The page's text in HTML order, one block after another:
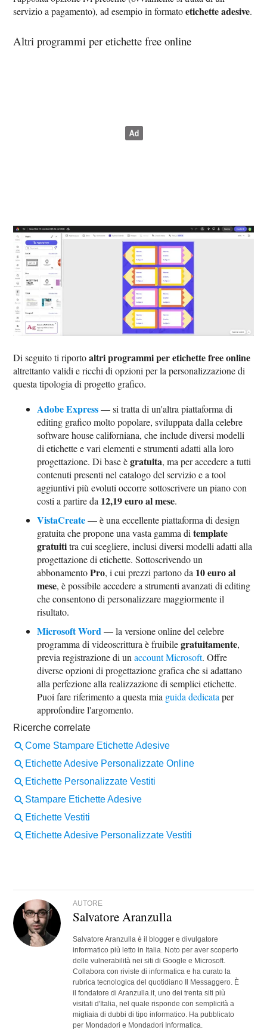
servizio a pagamento), ad esempio in formatoetichette adesive.
Altri programmi per etichette free online
Di seguito ti riportoaltri programmi per etichette free online
altrettanto validi e ricchi di opzioni per la personalizzazione di
questa tipologia di progetto grafico.
Adobe Express— si tratta di un'altra piattaforma di
editing grafico molto popolare, sviluppata dalla celebre
software house californiana, che include diversi modelli
di etichette e vari elementi e strumenti adatti alla loro
progettazione. Di base ègratuita, ma per accedere a tutti
contenuti presenti nel catalogo del servizio e a tool
aggiuntivi più evoluti occorre sottoscrivere un piano con
costi a partire da 12,19 euro al mese.
VistaCreate— è una eccellente piattaforma di design
gratuita che propone una vasta gamma ditemplate
gratuititra cui scegliere, inclusi diversi modelli adatti alla
progettazione di etichette. Sottoscrivendo un
abbonamentoPro, i cui prezzi partono da 10 euro al
mese, è possibile accedere a strumenti avanzati di editing
che consentono di personalizzare maggiormente il
risultato.
Microsoft Word — la versione online del celebre
programma di videoscrittura è fruibilegratuitamente,
previa registrazione di unaccount Microsoft. Offre
diverse opzioni di progettazione grafica che si adattano
alla perfezione alla realizzazione di semplici etichette.
Puoi fare riferimento a questa mia guida dedicata per
approfondire l'argomento.
AUTORE
Salvatore Aranzulla
Salvatore Aranzulla è il blogger e divulgatore
informatico più letto in Italia. Noto per aver scoperto
delle vulnerabilità nei siti di Google e Microsoft.
Collabora con riviste di informatica e ha curato la
rubrica tecnologica del quotidiano Il Messaggero. È
il fondatore di Aranzulla.it, uno dei trenta siti più
visitati d'Italia, nel quale risponde con semplicità a
migliaia di dubbi di tipo informatico. Ha pubblicato
per Mondadori e Mondadori Informatica.